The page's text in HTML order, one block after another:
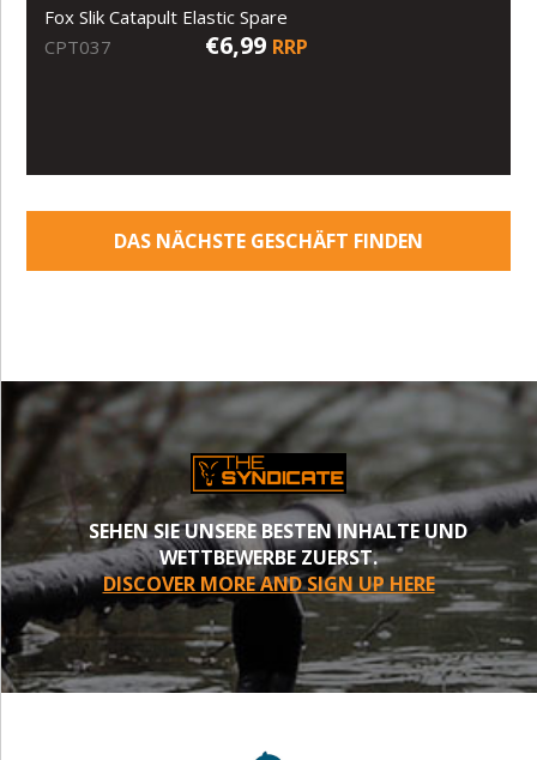
Fox Slik Catapult Elastic Spare
CPT037
€6,99 RRP
DAS NÄCHSTE GESCHÄFT FINDEN
SEHEN SIE UNSERE BESTEN INHALTE UND
WETTBEWERBE ZUERST.
DISCOVER MORE AND SIGN UP HERE